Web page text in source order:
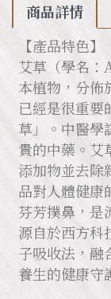
商品詳情
【產品特色】
艾草（學名
本植物，分佈
已經是很重要
草」。中醫學
貴的中藥。艾
添加物並去除
品對人體健康
芬芳撲鼻，是
源自於西方科
子吸收法，融
養生的健康守